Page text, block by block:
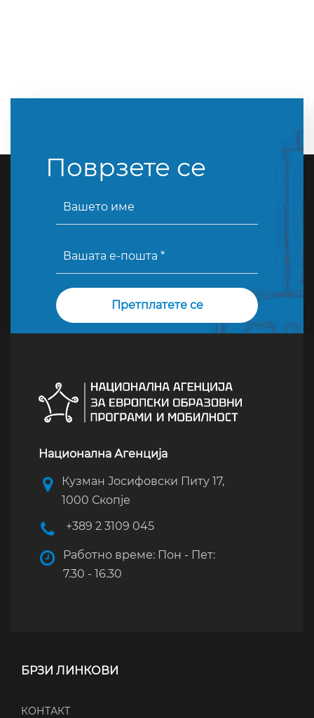
Поврзете се
Национална Агенција
Кузман Јосифовски Питу 17,
1000 Скопје
+389 2 3109 045
Работно време: Пон - Пет:
7.30 - 16.30
БРЗИ ЛИНКОВИ
КОНТАКТ